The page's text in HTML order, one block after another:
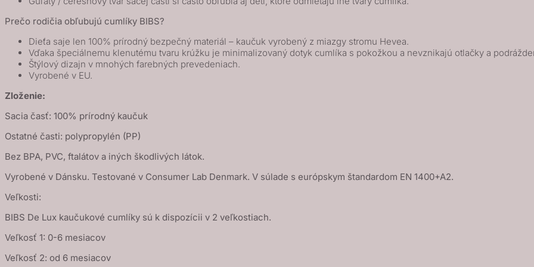
/
Hunter
Green
Prečo rodičia obľubujú cumlíky BIBS?
Dieťa saje len 100% prírodný bezpečný materiál – kaučuk vyrobený z miazgy stromu Hevea.
Vďaka špeciálnemu klenutému tvaru krúžku je minimalizovaný dotyk cumlíka s pokožkou a nevznikajú otlačky a
Štýlový dizajn v mnohých farebných prevedeniach.
Vyrobené v EU.
Zloženie:
Sacia časť: 100% prírodný kaučuk
Ostatné časti: polypropylén (PP)
Bez BPA, PVC, ftalátov a iných škodlivých látok.
Vyrobené v Dánsku. Testované v Consumer Lab Denmark. V súlade s európskym štandardom EN 1400+A2.
Veľkosti:
BIBS De Lux kaučukové cumlíky sú k dispozícii v 2 veľkostiach.
Veľkosť 1: 0-6 mesiacov
Veľkosť 2: od 6 mesiacov